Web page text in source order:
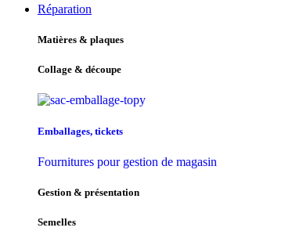
Réparation
Matières & plaques
Collage & découpe
Emballages, tickets
Fournitures pour gestion de magasin
Gestion & présentation
Semelles